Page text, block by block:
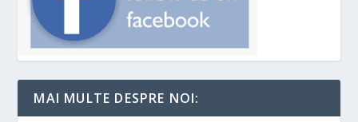
MAI MULTE DESPRE NOI: